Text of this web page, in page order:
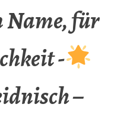
Name, für
-
–